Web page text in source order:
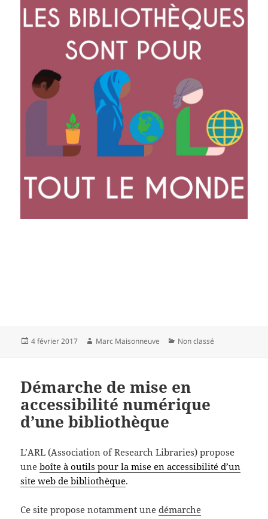
Publié
4 février 2017 Auteur
Marc Maisonneuve Catégories
Non classé
Démarche de mise en
accessibilité numérique
d’une bibliothèque
L’ARL (Association of Research Libraries) propose
uneboîte à outils pour la mise en accessibilité d’un
site web de bibliothèque.
Ce site propose notamment unedémarche